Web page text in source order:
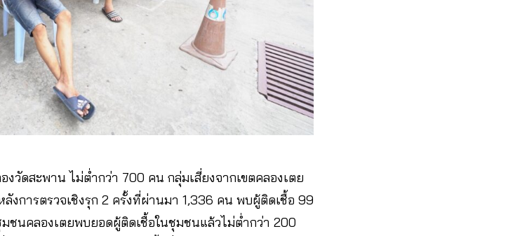
วัดสะพาน​ ไม่ต่ำกว่า 700 คน​ กลุ่มเสี่ยงจากเขตคลองเตย​
ลังการตรวจเชิงรุก 2 ​ครั้งที่ผ่านมา ​1,336 คน​ พบผู้ติดเชื้อ​ 99​
นคลองเตย​พบยอดผู้ติดเชื้อในชุมชนแล้วไม่ต่ำกว่า​ 200